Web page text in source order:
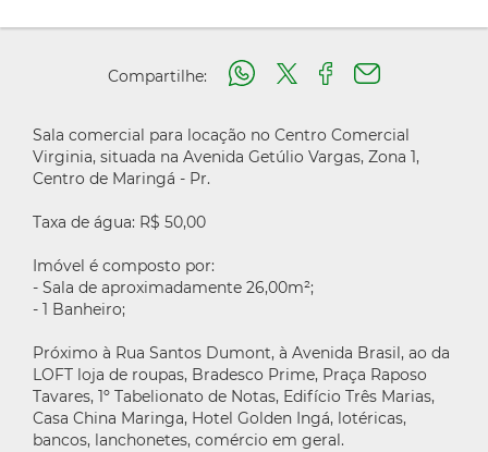
Compartilhe:
Sala comercial para locação no Centro Comercial
Virginia, situada na Avenida Getúlio Vargas, Zona 1,
Centro de Maringá - Pr.
Taxa de água: R$ 50,00
Imóvel é composto por:
- Sala de aproximadamente 26,00m²;
- 1 Banheiro;
Próximo à Rua Santos Dumont, à Avenida Brasil, ao da
LOFT loja de roupas, Bradesco Prime, Praça Raposo
Tavares, 1º Tabelionato de Notas, Edifício Três Marias,
Casa China Maringa, Hotel Golden Ingá, lotéricas,
bancos, lanchonetes, comércio em geral.